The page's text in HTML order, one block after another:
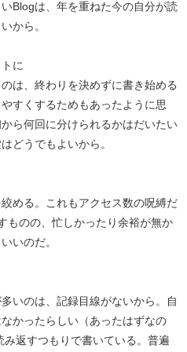
Blogは、年を重ねた今の自分が読
から。
に
は、終わりを決めずに書き始める
すくするためもあったように思
ら何回に分けられるかはだいたい
どうでもよいから。
める。これもアクセス数の呪縛だ
ものの、忙しかったり余裕が無か
いのだ。
いのは、記録目線がないから。自
かったらしい（あったはずなの
返すつもりで書いている。普遍